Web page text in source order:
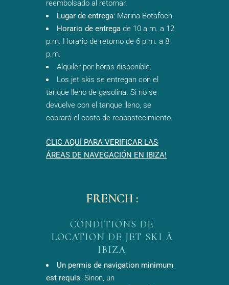
reembolsado al retornar.
Lugar de entrega: Marina Botafoch.
Horario de entrega de 10 a.m. a 12
p.m. Horario de retorno de 6 p.m. a 8
p.m.
Alquiler por horas disponible.
Los jet skis se entregan con el
tanque lleno de gasolina. Si no se
devuelve con el tanque lleno, se
cobrará el costo de reabastecimiento.
CLIC AQUÍ PARA VERIFICAR LAS
ÁREAS DE NAVEGACIÓN EN IBIZA!
FRENCH :
CONDITIONS DE
LOCATION DE JET SKI À
IBIZA
Un permis de navigation minimum
est requis. Sinon, un